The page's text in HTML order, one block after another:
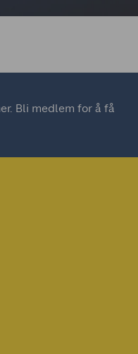
Bli medlem for å få